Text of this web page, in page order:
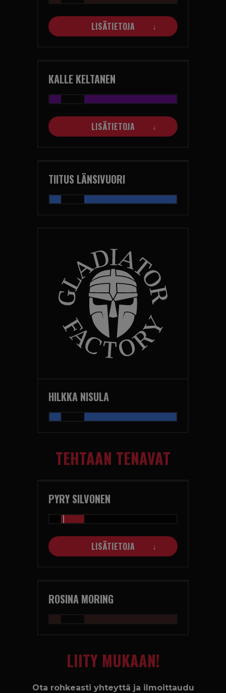
LISÄTIETOJA
KALLE KELTANEN
LISÄTIETOJA
TIITUS LÄNSIVUORI
HILKKA NISULA
TEHTAAN TENAVAT
PYRY SILVONEN
LISÄTIETOJA
ROSINA MORING
LIITY MUKAAN!
Ota rohkeasti yhteyttä ja ilmoittaudu